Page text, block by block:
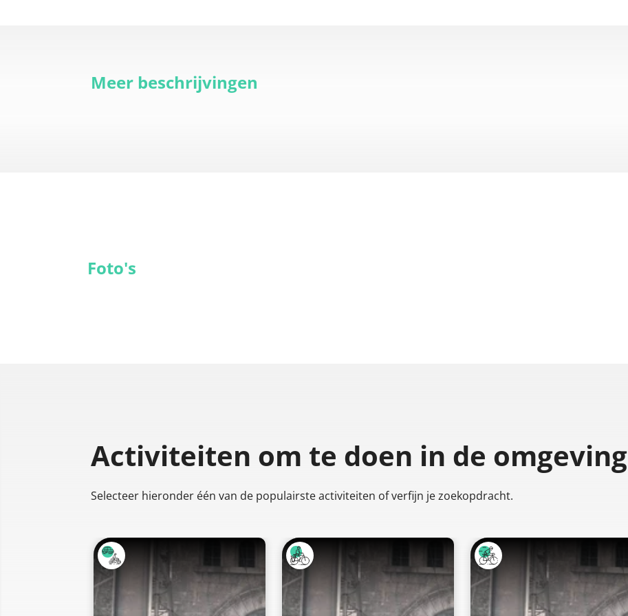
Meer beschrijvingen
Foto's
Activiteiten om te doen in de omgeving
Selecteer hieronder één van de populairste activiteiten of verfijn je zoekopdracht.